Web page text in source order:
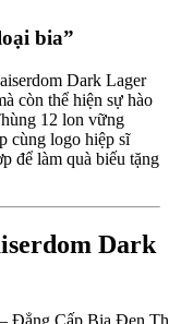
bia”
Dark Lager
còn thể hiện sự hào
12 lon vững
cùng logo hiệp sĩ
để làm quà biếu tặng
Dark